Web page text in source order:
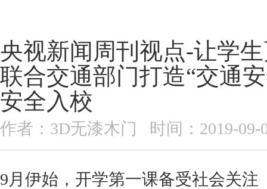
央视新闻周刊视点-让学
联合交通部门打造“交通
安全入校
作者：3D无漆木门 时间：2019-09-
9月伊始，开学第一课备受社会关注